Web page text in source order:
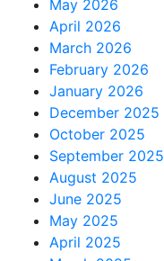
May 2026
April 2026
March 2026
February 2026
January 2026
December 2025
October 2025
September 2025
August 2025
June 2025
May 2025
April 2025